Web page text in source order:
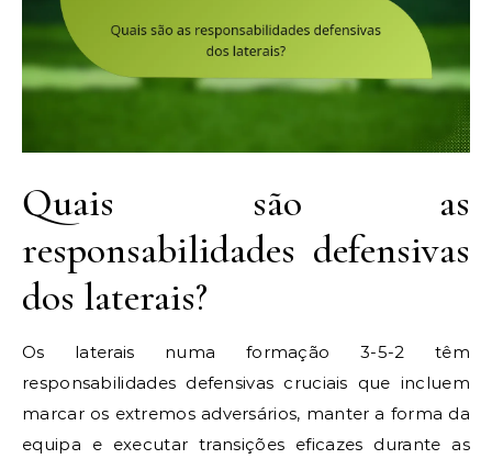
Quais são as
responsabilidades defensivas
dos laterais?
Os laterais numa formação 3-5-2 têm
responsabilidades defensivas cruciais que incluem
marcar os extremos adversários, manter a forma da
equipa e executar transições eficazes durante as